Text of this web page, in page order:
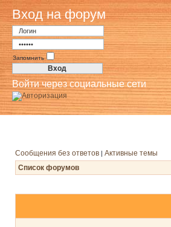
Вход на форум
Запомнить
Войти через социальные сети
Сообщения без ответов | Активные темы
Список форумов